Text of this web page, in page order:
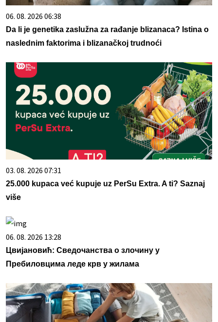
06. 08. 2026 06:38
Da li je genetika zaslužna za rađanje blizanaca? Istina o
naslednim faktorima i blizanačkoj trudnoći
03. 08. 2026 07:31
25.000 kupaca već kupuje uz PerSu Extra. A ti? Saznaj
više
06. 08. 2026 13:28
Цвијановић: Сведочанства о злочину у
Пребиловцима леде крв у жилама